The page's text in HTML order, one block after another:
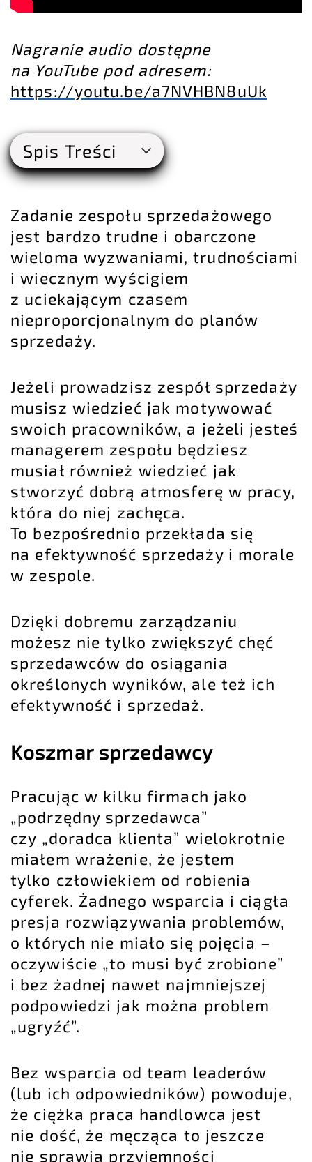
Nagranie audio dostępne
na YouTube pod adresem:
https://youtu.be/a7NVHBN8uUk
Spis Treści
Zadanie zespołu sprzedażowego
jest bardzo trudne i obarczone
wieloma wyzwaniami, trudnościami
i wiecznym wyścigiem
z uciekającym czasem
nieproporcjonalnym do planów
sprzedaży.
Jeżeli prowadzisz zespół sprzedaży
musisz wiedzieć jak motywować
swoich pracowników, a jeżeli jesteś
managerem zespołu będziesz
musiał również wiedzieć jak
stworzyć dobrą atmosferę w pracy,
która do niej zachęca.
To bezpośrednio przekłada się
na efektywność sprzedaży i morale
w zespole.
Dzięki dobremu zarządzaniu
możesz nie tylko zwiększyć chęć
sprzedawców do osiągania
określonych wyników, ale też ich
efektywność i sprzedaż.
Koszmar sprzedawcy
Pracując w kilku firmach jako
„podrzędny sprzedawca”
czy „doradca klienta” wielokrotnie
miałem wrażenie, że jestem
tylko człowiekiem od robienia
cyferek. Żadnego wsparcia i ciągła
presja rozwiązywania problemów,
o których nie miało się pojęcia –
oczywiście „to musi być zrobione”
i bez żadnej nawet najmniejszej
podpowiedzi jak można problem
„ugryźć”.
Bez wsparcia od team leaderów
(lub ich odpowiedników) powoduje,
że ciężka praca handlowca jest
nie dość, że męcząca to jeszcze
nie sprawia przyjemności